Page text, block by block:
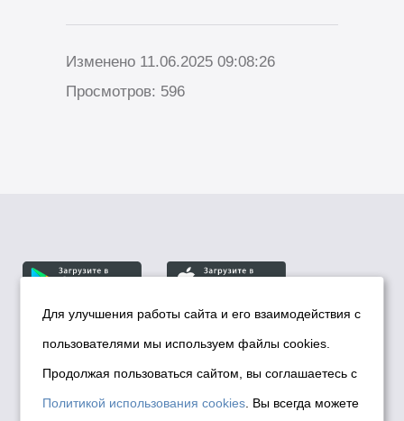
Изменено 11.06.2025 09:08:26
Просмотров: 596
© Департамент информационной политики мэрии
города Новосибирска, 2026
Политика использования Cookies
Для улучшения работы сайта и его взаимодействия с
пользователями мы используем файлы cookies.
Продолжая пользоваться сайтом, вы соглашаетесь с
Политикой использования cookies . Вы всегда можете